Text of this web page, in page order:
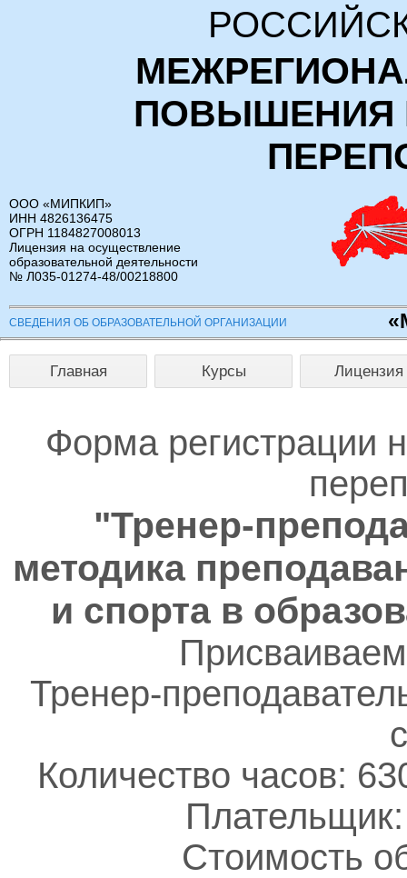
ПОВЫШЕНИЯ
ООО «МИПКИП»
ИНН 4826136475
ОГРН 1184827008013
Лицензия на осуществление
образовательной деятельности
№ Л035-01274-48/00218800
СВЕДЕНИЯ ОБ ОБРАЗОВАТЕЛЬНОЙ ОРГАНИЗАЦИИ
Главная Курсы Лицензия
Форма регистрации
"Тренер-
методика
и спорта в
Тренер-
Количество часов:
Стоимость